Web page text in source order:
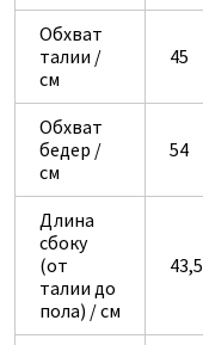
Обхват
талии /
см
45
Обхват
бедер /
см
54
Длина
сбоку
(от
талии до
пола) / см
43,5